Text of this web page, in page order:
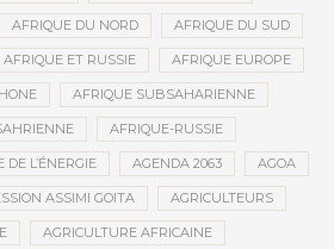
AFRIQUE DU NORD AFRIQUE DU SUD
AFRIQUE ET RUSSIE AFRIQUE EUROPE
AFRIQUE SUBSAHARIENNE
AFRIQUE-RUSSIE
L’ÉNERGIE AGENDA 2063 AGOA
ASSIMI GOITA AGRICULTEURS
AGRICULTURE AFRICAINE